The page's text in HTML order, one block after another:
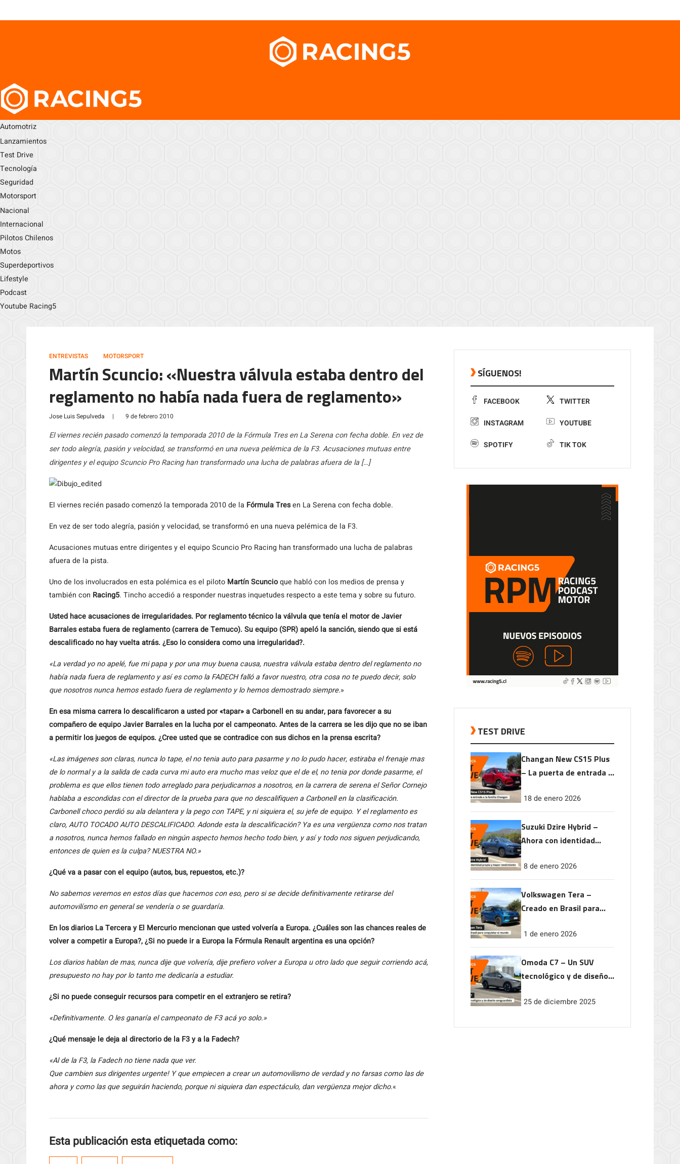
Automotriz
Lanzamientos
Test Drive
Tecnología
Seguridad
Motorsport
Nacional
Internacional
Pilotos Chilenos
Motos
Superdeportivos
Lifestyle
Podcast
Youtube Racing5
ENTREVISTAS MOTORSPORT
Martín Scuncio: «Nuestra válvula estaba dentro del
reglamento no había nada fuera de reglamento»
Jose Luis Sepulveda | 9 de febrero 2010
El viernes recién pasado comenzó la temporada 2010 de la Fórmula Tres en La Serena con fecha doble. En vez de
ser todo alegría, pasión y velocidad, se transformó en una nueva pelémica de la F3. Acusaciones mutuas entre
dirigentes y el equipo Scuncio Pro Racing han transformado una lucha de palabras afuera de la […]
El viernes recién pasado comenzó la temporada 2010 de la Fórmula Tresen La Serena con fecha doble.
En vez de ser todo alegría, pasión y velocidad, se transformó en una nueva pelémica de la F3.
Acusaciones mutuas entre dirigentes y el equipo Scuncio Pro Racing han transformado una lucha de palabras
afuera de la pista.
Uno de los involucrados en esta polémica es el piloto Martín Scuncioque habló con los medios de prensa y
también con Racing5. Tincho accedió a responder nuestras inquetudes respecto a este tema y sobre su futuro.
Usted hace acusaciones de irregularidades. Por reglamento técnico la válvula que tenía el motor de Javier
Barrales estaba fuera de reglamento (carrera de Temuco). Su equipo (SPR) apeló la sanción, siendo que si está
descalificado no hay vuelta atrás. ¿Eso lo considera como una irregularidad?.
«La verdad yo no apelé, fue mi papa y por una muy buena causa, nuestra válvula estaba dentro del reglamento no
había nada fuera de reglamento y así es como la FADECH falló a favor nuestro, otra cosa no te puedo decir, solo
que nosotros nunca hemos estado fuera de reglamento y lo hemos demostrado siempre.»
En esa misma carrera lo descalificaron a usted por «tapar» a Carbonell en su andar, para favorecer a su
compañero de equipo Javier Barrales en la lucha por el campeonato. Antes de la carrera se les dijo que no se iban
a permitir los juegos de equipos. ¿Cree usted que se contradice con sus dichos en la prensa escrita?
«Las imágenes son claras, nunca lo tape, el no tenia auto para pasarme y no lo pudo hacer, estiraba el frenaje mas
de lo normal y a la salida de cada curva mi auto era mucho mas veloz que el de el, no tenia por donde pasarme, el
problema es que ellos tienen todo arreglado para perjudicarnos a nosotros, en la carrera de serena el Señor Cornejo
hablaba a escondidas con el director de la prueba para que no descalifiquen a Carbonell en la clasificación.
Carbonell choco perdió su ala delantera y la pego con TAPE, y ni siquiera el, su jefe de equipo. Y el reglamento es
claro, AUTO TOCADO AUTO DESCALIFICADO. Adonde esta la descalificación? Ya es una vergüenza como nos tratan
a nosotros, nunca hemos fallado en ningún aspecto hemos hecho todo bien, y así y todo nos siguen perjudicando,
entonces de quien es la culpa? NUESTRA NO.»
¿Qué va a pasar con el equipo (autos, bus, repuestos, etc.)?
No sabemos veremos en estos días que hacemos con eso, pero si se decide definitivamente retirarse del
automovilísmo en general se vendería o se guardaría.
En los diarios La Tercera y El Mercurio mencionan que usted volvería a Europa. ¿Cuáles son las chances reales de
volver a competir a Europa?, ¿Si no puede ir a Europa la Fórmula Renault argentina es una opción?
Los diarios hablan de mas, nunca dije que volvería, dije prefiero volver a Europa u otro lado que seguir corriendo acá,
presupuesto no hay por lo tanto me dedicaría a estudiar.
¿Si no puede conseguir recursos para competir en el extranjero se retira?
«Definitivamente. O les ganaría el campeonato de F3 acá yo solo.»
¿Qué mensaje le deja al directorio de la F3 y a la Fadech?
«Al de la F3, la Fadech no tiene nada que ver.
Que cambien sus dirigentes urgente! Y que empiecen a crear un automovilismo de verdad y no farsas como las de
ahora y como las que seguirán haciendo, porque ni siquiera dan espectáculo, dan vergüenza mejor dicho.«
Esta publicación esta etiquetada como:
SÍGUENOS!
FACEBOOK TWITTER
INSTAGRAM YOUTUBE
SPOTIFY TIK TOK
TEST DRIVE
Changan New CS15 Plus
– La puerta de entrada a
18 de enero 2026
Suzuki Dzire Hybrid –
Ahora con identidad
rendimiento
8 de enero 2026
Volkswagen Tera –
Creado en Brasil para
1 de enero 2026
Omoda C7 – Un SUV
tecnológico y de diseño
25 de diciembre 2025